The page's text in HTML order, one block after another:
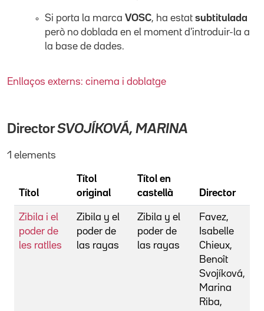
Si porta la marca VOSC, ha estat subtitulada
però no doblada en el moment d'introduir-la a
la base de dades.
Enllaços externs: cinema i doblatge
DirectorSVOJÍKOVÁ, MARINA
1 elements
Títol
Títol
original
Títol en
castellà
Director
Zibila i el
poder de
les ratlles
Zibila y el
poder de
las rayas
Zibila y el
poder de
las rayas
Favez,
Isabelle
Chieux,
Benoît
Svojíková,
Marina
Riba,